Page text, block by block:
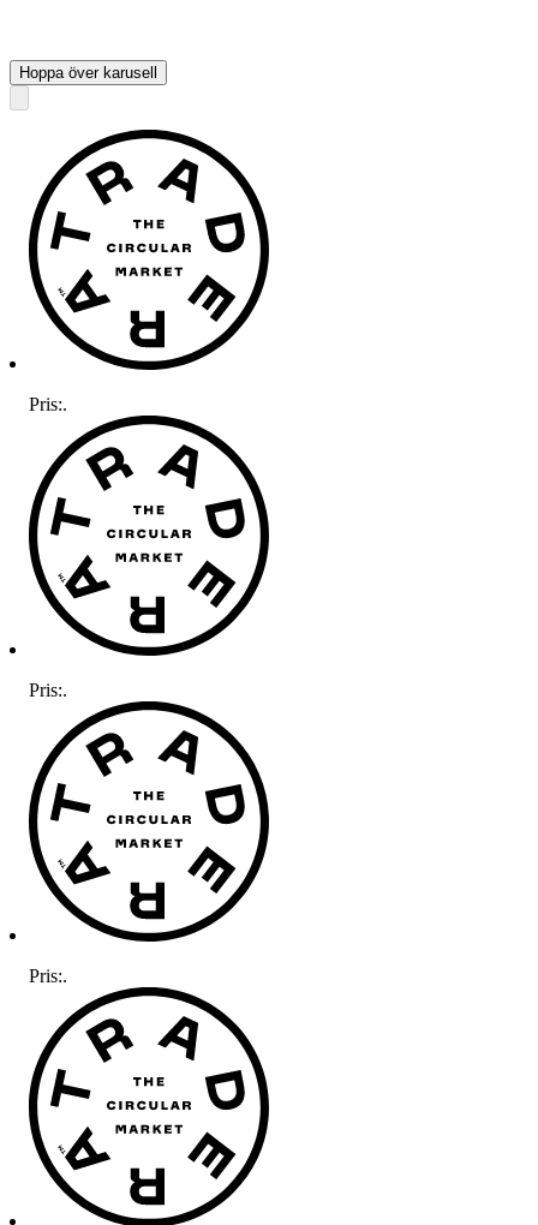
Hoppa över karusell
Pris:.
Pris:.
Pris:.